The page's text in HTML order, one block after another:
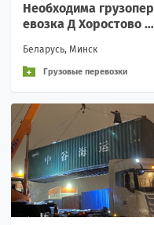
Необходима грузопер
евозка Д Хоростово С
Беларусь, Минск
Грузовые перевозки